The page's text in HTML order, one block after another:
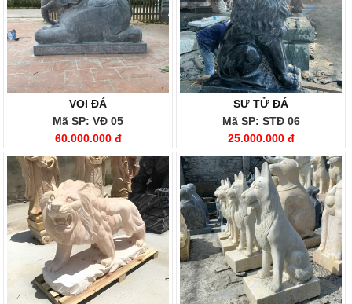
VOI ĐÁ
Mã SP: VĐ 05
60.000.000 đ
SƯ TỬ ĐÁ
Mã SP: STĐ 06
25.000.000 đ